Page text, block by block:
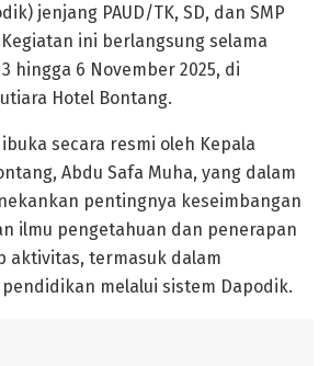
jenjang PAUD/TK, SD, dan SMP
ini berlangsung selama
hingga 6 November 2025, di
Hotel Bontang.
secara resmi oleh Kepala
Abdu Safa Muha, yang dalam
pentingnya keseimbangan
ilmu pengetahuan dan penerapan
aktivitas, termasuk dalam
melalui sistem Dapodik.